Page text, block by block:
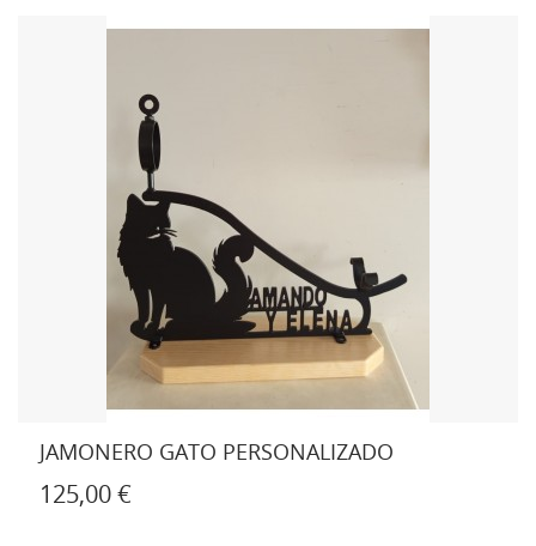
JAMONERO GATO PERSONALIZADO
125,00 €